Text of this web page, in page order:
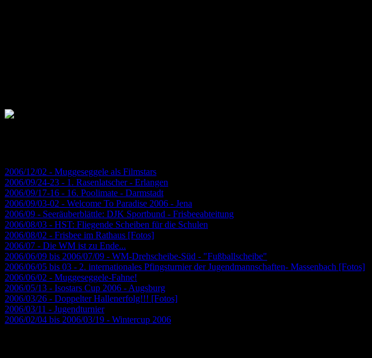
2006/12/02 - Muggeseggele als Filmstars
2006/09/24-23 - 1. Rasenlatscher - Erlangen
2006/09/17-16 - 16. Poolimate - Darmstadt
2006/09/03-02 - Welcome To Paradise 2006 - Jena
2006/09 - Seeräuberblättle: DJK Sportbund - Frisbeeabteitung
2006/08/03 - HST: Fliegende Scheiben für die Schulen
2006/08/02 - Frisbee im Rathaus [Fotos]
2006/07 - Die WM ist zu Ende...
2006/06/09 bis 2006/07/09 - WM-Drehscheibe-Süd - "Fußballscheibe"
2006/06/05 bis 03 - 2. internationales Pfingsturnier der Jugendmannschaften- Massenbach [Fotos]
2006/06/02 - Muggeseggele-Fahne!
2006/05/13 - Isostars Cup 2006 - Augsburg
2006/03/26 - Doppelter Hallenerfolg!!! [Fotos]
2006/03/11 - Jugendturnier
2006/02/04 bis 2006/03/19 - Wintercup 2006